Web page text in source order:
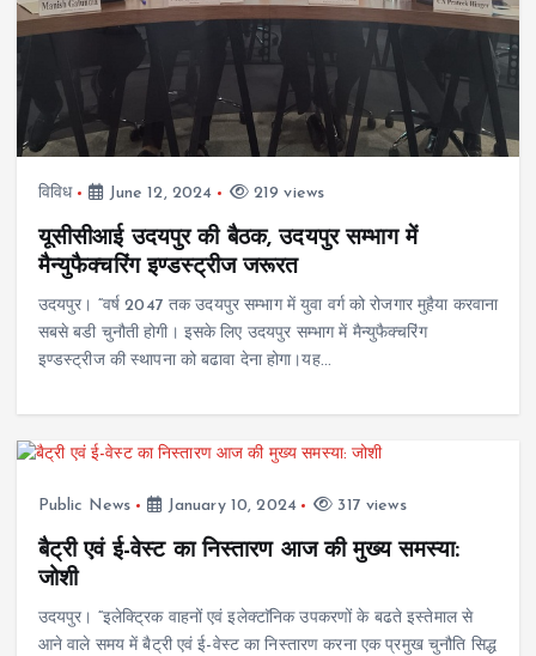
विविध June 12, 2024 219 views
यूसीसीआई उदयपुर की बैठक, उदयपुर सम्भाग में
मैन्युफैक्चरिंग इण्डस्ट्रीज जरूरत
उदयपुर। “वर्ष 2047 तक उदयपुर सम्भाग में युवा वर्ग को रोजगार मुहैया करवाना
सबसे बडी चुनौती होगी। इसके लिए उदयपुर सम्भाग में मैन्युफैक्चरिंग
इण्डस्ट्रीज की स्थापना को बढावा देना होगा।यह…
Public News January 10, 2024 317 views
बैट्री एवं ई-वेस्ट का निस्तारण आज की मुख्य समस्या:
जोशी
उदयपुर। “इलेक्ट्रिक वाहनों एवं इलेक्टाॅनिक उपकरणों के बढते इस्तेमाल से
आने वाले समय में बैट्री एवं ई-वेस्ट का निस्तारण करना एक प्रमुख चुनौति सिद्ध